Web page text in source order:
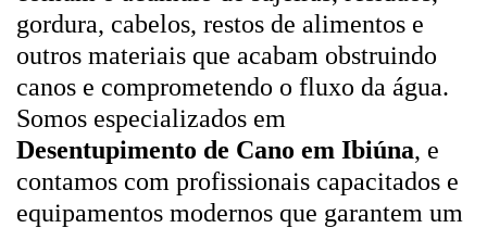
gordura, cabelos, restos de alimentos e
outros materiais que acabam obstruindo
canos e comprometendo o fluxo da água.
Somos especializados em
Desentupimento de Cano em Ibiúna, e
contamos com profissionais capacitados e
equipamentos modernos que garantem um